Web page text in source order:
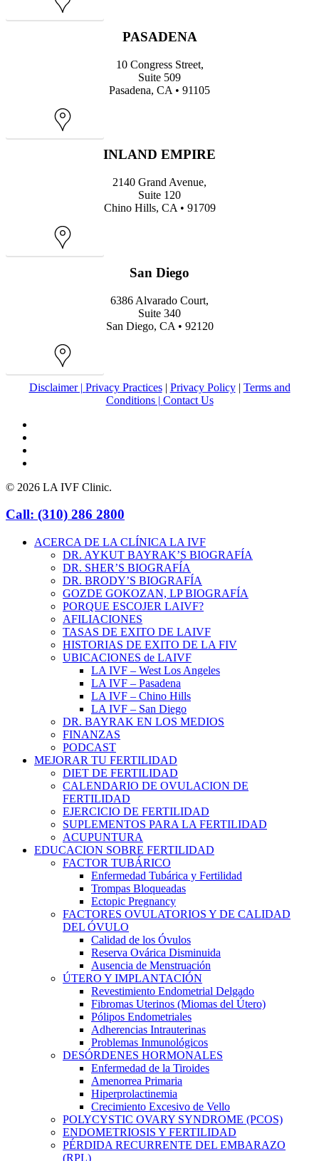
PASADENA
10 Congress Street,
Suite 509
Pasadena, CA • 91105
INLAND EMPIRE
2140 Grand Avenue,
Suite 120
Chino Hills, CA • 91709
San Diego
6386 Alvarado Court,
Suite 340
San Diego, CA • 92120
Disclaimer | Privacy Practices| Privacy Policy| Terms and
Conditions | Contact Us
© 2026 LA IVF Clinic.
Close
Call: (310) 286 2800
ACERCA DE LA CLÍNICA LA IVF
DR. AYKUT BAYRAK’S BIOGRAFÍA
DR. SHER’S BIOGRAFÍA
DR. BRODY’S BIOGRAFÍA
GOZDE GOKOZAN, LP BIOGRAFÍA
PORQUE ESCOJER LAIVF?
AFILIACIONES
TASAS DE EXITO DE LAIVF
HISTORIAS DE EXITO DE LA FIV
UBICACIONES de LAIVF
LA IVF – West Los Angeles
LA IVF – Pasadena
LA IVF – Chino Hills
LA IVF – San Diego
DR. BAYRAK EN LOS MEDIOS
FINANZAS
PODCAST
MEJORAR TU FERTILIDAD
DIET DE FERTILIDAD
CALENDARIO DE OVULACION DE
FERTILIDAD
EJERCICIO DE FERTILIDAD
SUPLEMENTOS PARA LA FERTILIDAD
ACUPUNTURA
EDUCACION SOBRE FERTILIDAD
FACTOR TUBÁRICO
Enfermedad Tubárica y Fertilidad
Trompas Bloqueadas
Ectopic Pregnancy
FACTORES OVULATORIOS Y DE CALIDAD
DEL ÓVULO
Calidad de los Óvulos
Reserva Ovárica Disminuida
Ausencia de Menstruación
ÚTERO Y IMPLANTACIÓN
Revestimiento Endometrial Delgado
Fibromas Uterinos (Miomas del Útero)
Pólipos Endometriales
Adherencias Intrauterinas
Problemas Inmunológicos
DESÓRDENES HORMONALES
Enfermedad de la Tiroides
Amenorrea Primaria
Hiperprolactinemia
Crecimiento Excesivo de Vello
POLYCYSTIC OVARY SYNDROME (PCOS)
ENDOMETRIOSIS Y FERTILIDAD
PÉRDIDA RECURRENTE DEL EMBARAZO
(RPL)